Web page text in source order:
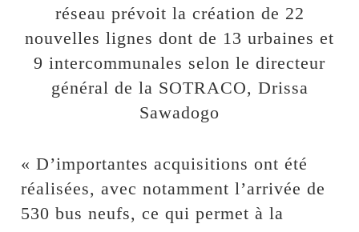
réseau prévoit la création de 22
nouvelles lignes dont de 13 urbaines et
9 intercommunales selon le directeur
général de la SOTRACO, Drissa
Sawadogo
« D’importantes acquisitions ont été
réalisées, avec notamment l’arrivée de
530 bus neufs, ce qui permet à la